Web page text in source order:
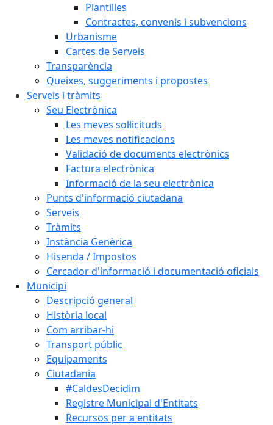
Plantilles
Contractes, convenis i subvencions
Urbanisme
Cartes de Serveis
Transparència
Queixes, suggeriments i propostes
Serveis i tràmits
Seu Electrònica
Les meves sol·licituds
Les meves notificacions
Validació de documents electrònics
Factura electrònica
Informació de la seu electrònica
Punts d'informació ciutadana
Serveis
Tràmits
Instància Genèrica
Hisenda / Impostos
Cercador d'informació i documentació oficials
Municipi
Descripció general
Història local
Com arribar-hi
Transport públic
Equipaments
Ciutadania
#CaldesDecidim
Registre Municipal d'Entitats
Recursos per a entitats